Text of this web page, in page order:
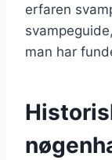
erfaren
man har